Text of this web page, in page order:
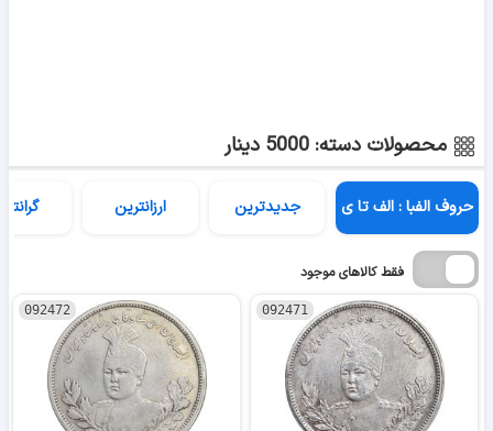
محصولات دسته: 5000 دینار
حروف الفبا : الف تا ی جدیدترین ارزانترین
فقط کالاهای موجود
092471
092472